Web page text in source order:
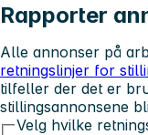
Rapporter
Alle annonser på
retningslinjer for
tilfeller der det er
stillingsannonsene
Velg hvilke